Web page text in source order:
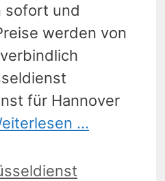
sofort und
werden von
für Hannover
…